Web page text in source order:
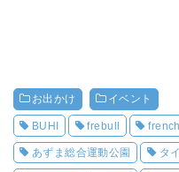
お出かけ イベント
BUHI frebull
あずま総合運動公園 タ